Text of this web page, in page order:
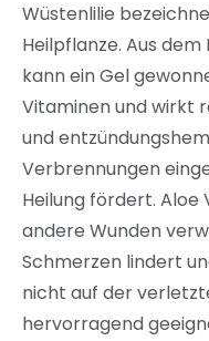
Wüstenlilie
Heilpflanze. Aus
kann ein Gel
Vitaminen und wirkt
und
Verbrennungen
Heilung fördert.
andere Wunden
Schmerzen lindert
nicht auf der
hervorragend